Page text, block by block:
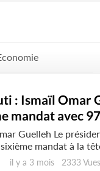
: Ismaïl Omar
mandat avec
Guelleh Le
mandat à la
il y a 3 mois 2333